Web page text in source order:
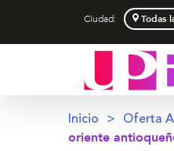
Ciudad:
Inicio Oferta
oriente